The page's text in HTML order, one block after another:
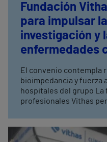
Fundación
para impulsar
investigación y
enfermedades
y obesidad
El convenio contempla
bioimpedancia y fuerza
hospitales del grupo La formación que reciban los
profesionales Vithas